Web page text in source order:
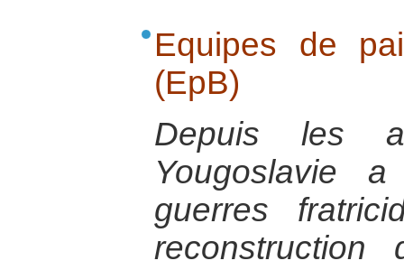
Equipes de
(EpB)
Depuis les
Yougoslavie
guerres
reconstruction